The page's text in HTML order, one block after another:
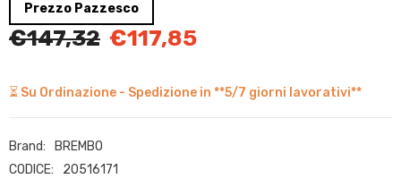
Prezzo Pazzesco
€147,32 €117,85
⏳ Su Ordinazione - Spedizione in **5/7 giorni lavorativi**
Brand:
BREMBO
CODICE:
20516171